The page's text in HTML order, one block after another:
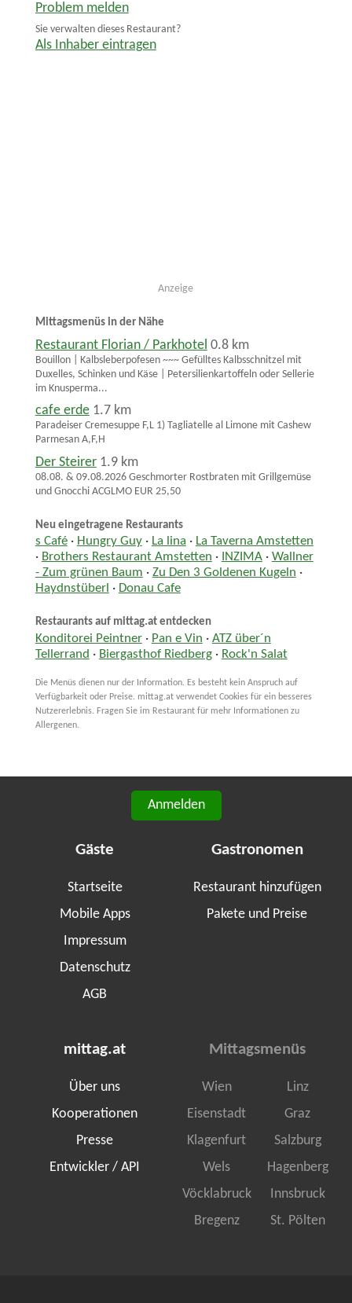
Problem melden
Sie verwalten dieses Restaurant?
Als Inhaber eintragen
Anzeige
Mittagsmenüs in der Nähe
Restaurant Florian / Parkhotel 0.8 km
Bouillon | Kalbsleberpofesen ~~~ Gefülltes Kalbsschnitzel mit
Duxelles, Schinken und Käse | Petersilienkartoffeln oder Sellerie
im Knusperma...
cafe erde 1.7 km
Paradeiser Cremesuppe F,L 1) Tagliatelle al Limone mit Cashew
Parmesan A,F,H
Der Steirer 1.9 km
08.08. & 09.08.2026 Geschmorter Rostbraten mit Grillgemüse
und Gnocchi ACGLMO EUR 25,50
Neu eingetragene Restaurants
s Café· Hungry Guy· La lina · La Taverna Amstetten
· Brothers Restaurant Amstetten · INZIMA· Wallner
- Zum grünen Baum · Zu Den 3 Goldenen Kugeln ·
Haydnstüberl · Donau Cafe
Restaurants auf mittag.at entdecken
Konditorei Peintner· Pan e Vin · ATZ über´n
Tellerrand · Biergasthof Riedberg· Rock'n Salat
Die Menüs dienen nur der Information. Es besteht kein Anspruch auf
Verfügbarkeit oder Preise. mittag.at verwendet Cookies für ein besseres
Nutzererlebnis. Fragen Sie im Restaurant für mehr Informationen zu
Allergenen.
Anmelden
Gäste
Startseite
Mobile Apps
Impressum
Datenschutz
AGB
Gastronomen
Restaurant hinzufügen
Pakete und Preise
mittag.at
Über uns
Kooperationen
Presse
Entwickler / API
Mittagsmenüs
Wien
Linz
Eisenstadt
Graz
Klagenfurt
Salzburg
Wels
Hagenberg
Vöcklabruck
Innsbruck
Bregenz
St. Pölten